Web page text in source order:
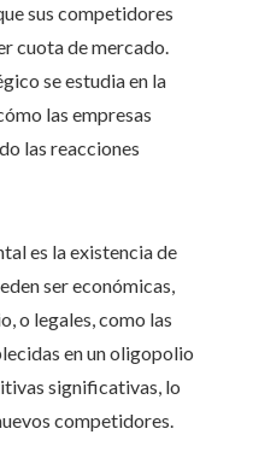
sus competidores
cuota de mercado.
se estudia en la
las empresas
las reacciones
es la existencia de
ser económicas,
o legales, como las
en un oligopolio
significativas, lo
competidores.